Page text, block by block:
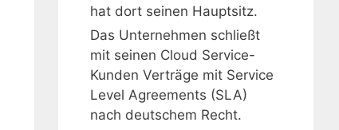
hat dort seinen Hauptsitz.
Das Unternehmen schließt
mit seinen Cloud Service-
Kunden Verträge mit Service
Level Agreements (SLA)
nach deutschem Recht.